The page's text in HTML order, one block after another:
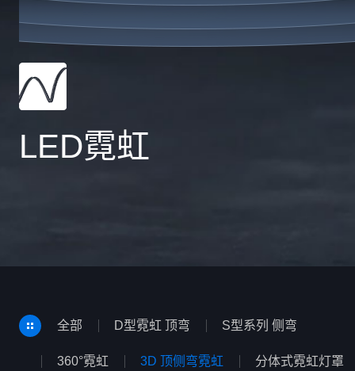
LED霓虹
全部 D型霓虹 顶弯 S型系列 侧弯
360°霓虹 3D 顶侧弯霓虹 分体式霓虹灯罩